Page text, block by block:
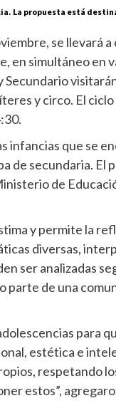
La propuesta está
se llevará
en simultáneo
y circo. El
infancias que se
de secundaria.
de
y permite la
diversas,
ser analizadas
de una
para
estética e
respetando
estos”,